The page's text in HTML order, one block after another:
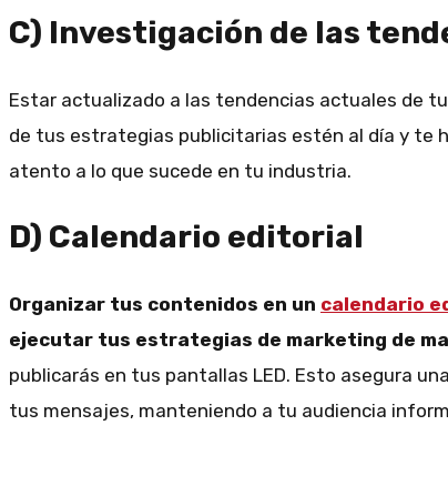
C) Investigación de las
Estar actualizado a las tendencias actuales de
de tus estrategias publicitarias estén al día y te
atento a lo que sucede en tu industria.
D) Calendario editorial
Organizar tus contenidos en un calendario
ejecutar tus estrategias de marketing de
publicarás en tus pantallas LED. Esto asegura
tus mensajes, manteniendo a tu audiencia